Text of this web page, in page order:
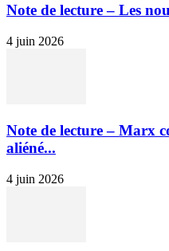
Note de lecture – Les
4 juin 2026
Note de lecture – Marx
aliéné...
4 juin 2026